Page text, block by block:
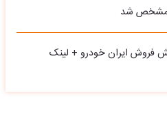
مشخص شد
فروش ایران خودرو + لینک